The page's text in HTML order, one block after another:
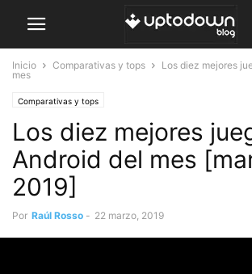
Inicio Comparativas y tops
Los diez mejores
mes
Comparativas y tops
Los diez mejores
Android del mes
2019]
Por Raúl Rosso - 22 marzo, 2019